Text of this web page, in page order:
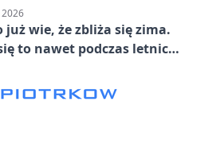
już wie, że zbliża się zima.
to nawet podczas letnich